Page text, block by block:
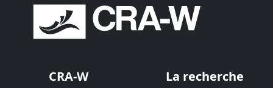
CRA-W La recherche